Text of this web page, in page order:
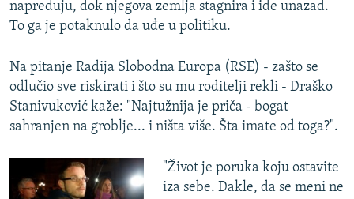
napreduju, dok njegova zemlja stagnira i ide unazad.
To ga je potaknulo da uđe u politiku.
Na pitanje Radija Slobodna Europa (RSE) - zašto se
odlučio sve riskirati i što su mu roditelji rekli - Draško
Stanivuković kaže: "Najtužnija je priča - bogat
sahranjen na groblje... i ništa više. Šta imate od toga?".
"Život je poruka koju ostavite
iza sebe. Dakle, da se meni ne